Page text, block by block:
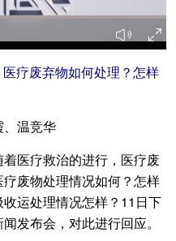
疗废弃物如何处理？怎样
温竞华
医疗救治的进行，医疗废
废物处理情况如何？怎样
运处理情况怎样？11日下
发布会，对此进行回应。